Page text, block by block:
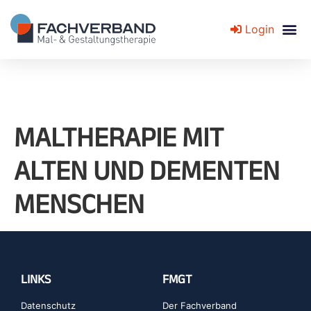
Login
MALTHERAPIE MIT
ALTEN UND DEMENTEN
MENSCHEN
LINKS
Datenschutz
FMGT
Der Fachverband